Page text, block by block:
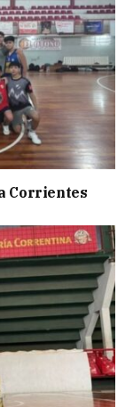
Corrientes